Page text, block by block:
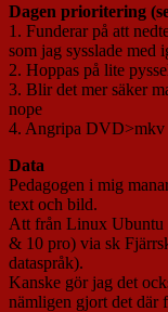
Dagen prioritering
1. Funderar på att
som jag sysslade med
2. Hoppas på lite
3. Blir det mer säker
nope
4. Angripa
Data
Pedagogen i mig
text och bild.
Att från Linux Ubuntu
& 10 pro) via sk
dataspråk).
Kanske gör jag det
nämligen gjort det